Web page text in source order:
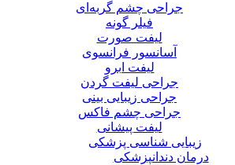
جراحی چشم گربه‌ای
فیلر گونه
لیفت صورت
آسانسور فرانسوی
لیفت ابرو
جراحی لیفت گردن
جراحی زیبایی بینی
جراحی چشم فاکس
لیفت پیشانی
زیبایی شناسی پزشکی
درمان دندانپزشکی